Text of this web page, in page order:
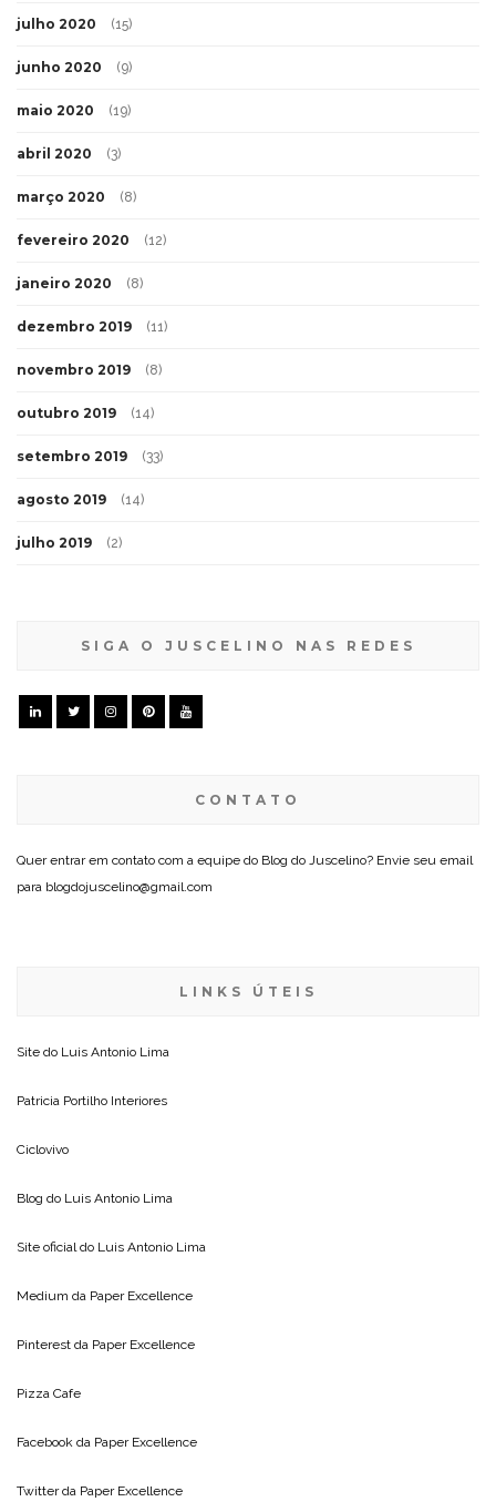
julho 2020 (15)
junho 2020 (9)
maio 2020 (19)
abril 2020 (3)
março 2020 (8)
fevereiro 2020 (12)
janeiro 2020 (8)
dezembro 2019 (11)
novembro 2019 (8)
outubro 2019 (14)
setembro 2019 (33)
agosto 2019 (14)
julho 2019 (2)
SIGA O JUSCELINO NAS REDES
CONTATO
Quer entrar em contato com a equipe do Blog do Juscelino? Envie seu email
para blogdojuscelino@gmail.com
LINKS ÚTEIS
Site do Luis Antonio Lima
Patricia Portilho Interiores
Ciclovivo
Blog do Luis Antonio Lima
Site oficial do Luis Antonio Lima
Medium da Paper Excellence
Pinterest da Paper Excellence
Pizza Cafe
Facebook da Paper Excellence
Twitter da Paper Excellence